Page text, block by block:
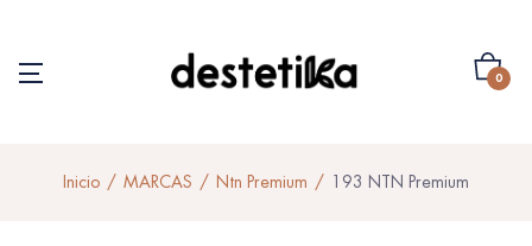
0
Inicio MARCAS Ntn Premium 193 NTN Premium